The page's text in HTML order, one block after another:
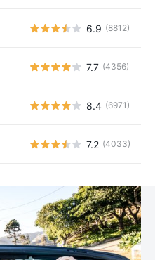
6.9 (8812)
7.7 (4356)
8.4 (6971)
7.2 (4033)